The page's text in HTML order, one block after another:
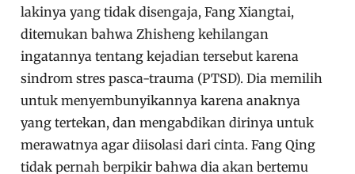
lakinya yang tidak disengaja, Fang Xiangtai,
ditemukan bahwa Zhisheng kehilangan
ingatannya tentang kejadian tersebut karena
sindrom stres pasca-trauma (PTSD). Dia memilih
untuk menyembunyikannya karena anaknya
yang tertekan, dan mengabdikan dirinya untuk
merawatnya agar diisolasi dari cinta. Fang Qing
tidak pernah berpikir bahwa dia akan bertemu